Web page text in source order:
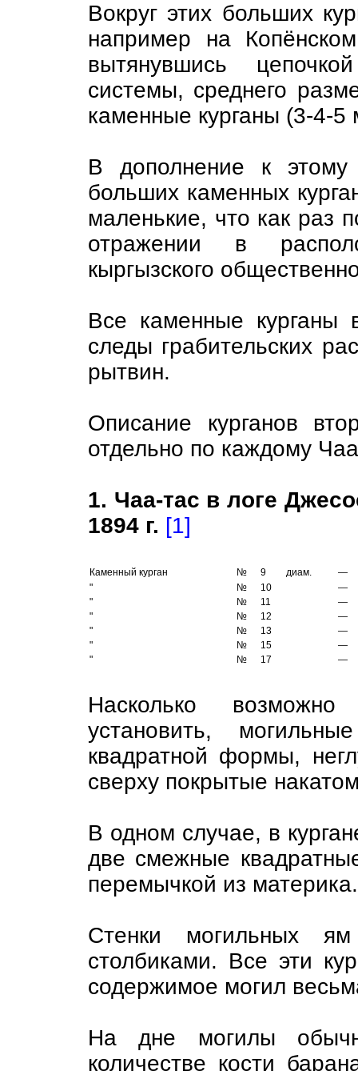
Вокруг этих больших
например на
вытянувшись
системы, среднего
каменные курганы (3-4-
В дополнение к этому
больших каменных
маленькие, что как раз
отражении в
кыргызского
Все каменные курганы
следы грабительских
рытвин.
Описание курганов
отдельно по каждому
1. Чаа-тас в логе
1894 г. [1]
Каменный курган № 9 диам.
—
"
№ 10
—
"
№ 11
—
"
№ 12
—
"
№ 13
—
"
№ 15
—
"
№ 17 —
Насколько
установить,
квадратной формы,
сверху покрытые
В одном случае, в
две смежные
перемычкой из материка.
Стенки могильных
столбиками. Все эти
содержимое могил
На дне могилы
количестве кости